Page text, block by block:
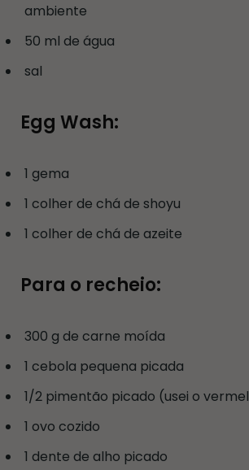
ambiente
50 ml de água
sal
Egg Wash:
1 gema
1 colher de chá de shoyu
1 colher de chá de azeite
Para o recheio:
300 g de carne moída
1 cebola pequena picada
1/2 pimentão picado (usei o
1 ovo cozido
1 dente de alho picado